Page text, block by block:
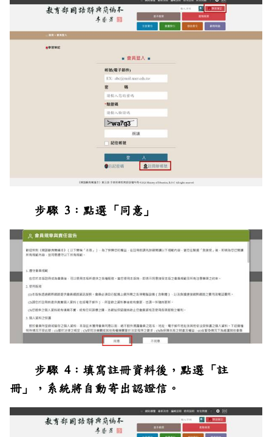
步驟 3：點選「同意」
步驟 4：填寫註冊資料後，點選「註
冊」，系統將自動寄出認證信。